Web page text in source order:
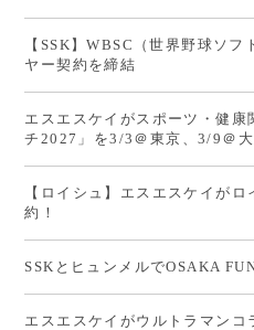
【SSK】WBSC（世界野球ソ
ヤー契約を締結
エスエスケイがスポーツ・健康
チ2027」を3/3＠東京、3/9＠大
【ロイシュ】エスエスケイが
約！
SSKとヒュンメルでOSAKA
エスエスケイがウルトラマンコ